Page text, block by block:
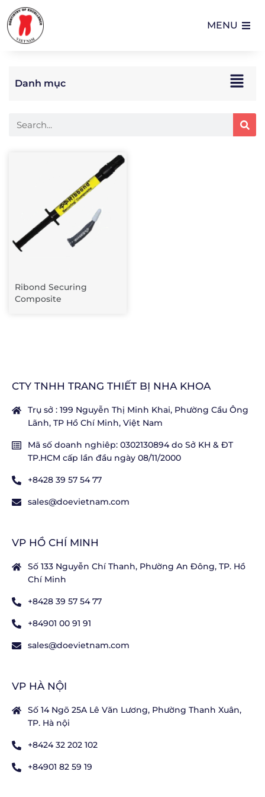
MENU
Danh mục
Ribond Securing
Composite
CTY TNHH TRANG THIẾT BỊ NHA KHOA
Trụ sở : 199 Nguyễn Thị Minh Khai, Phường Cầu Ông
Lãnh, TP Hồ Chí Minh, Việt Nam
Mã số doanh nghiêp: 0302130894 do Sở KH & ĐT
TP.HCM cấp lần đầu ngày 08/11/2000
+8428 39 57 54 77
sales@doevietnam.com
VP HỒ CHÍ MINH
Số 133 Nguyễn Chí Thanh, Phường An Đông, TP. Hồ
Chí Minh
+8428 39 57 54 77
+84901 00 91 91
sales@doevietnam.com
VP HÀ NỘI
Số 14 Ngõ 25A Lê Văn Lương, Phường Thanh Xuân,
TP. Hà nội
+8424 32 202 102
+84901 82 59 19